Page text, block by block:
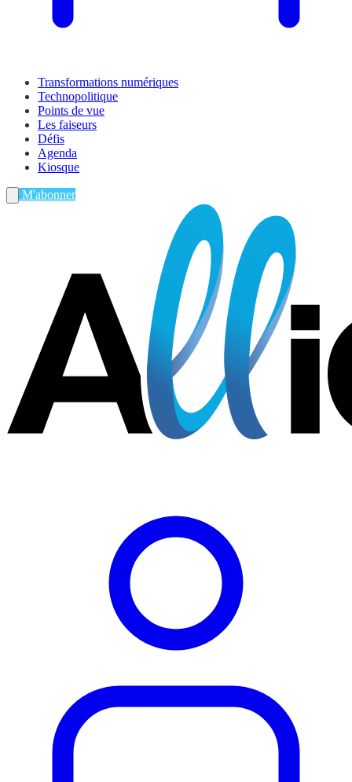
Transformations numériques
Technopolitique
Points de vue
Les faiseurs
Défis
Agenda
Kiosque
M'abonner